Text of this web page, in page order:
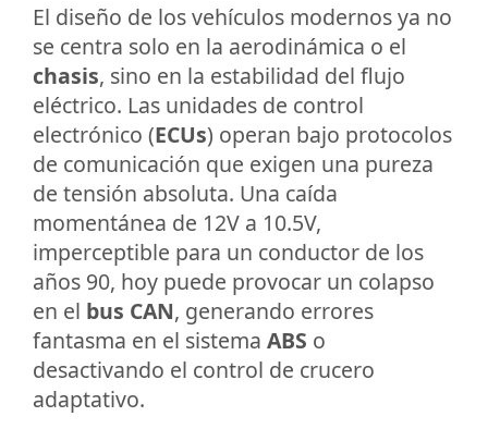
El diseño de los vehículos modernos ya no
se centra solo en la aerodinámica o el
chasis, sino en la estabilidad del flujo
eléctrico. Las unidades de control
electrónico (ECUs) operan bajo protocolos
de comunicación que exigen una pureza
de tensión absoluta. Una caída
momentánea de 12V a 10.5V,
imperceptible para un conductor de los
años 90, hoy puede provocar un colapso
en el bus CAN, generando errores
fantasma en el sistema ABS o
desactivando el control de crucero
adaptativo.